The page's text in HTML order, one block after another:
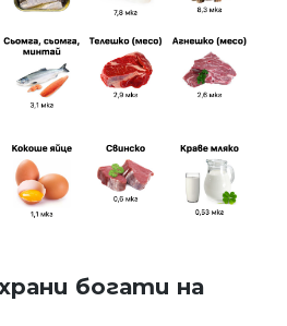
богати на